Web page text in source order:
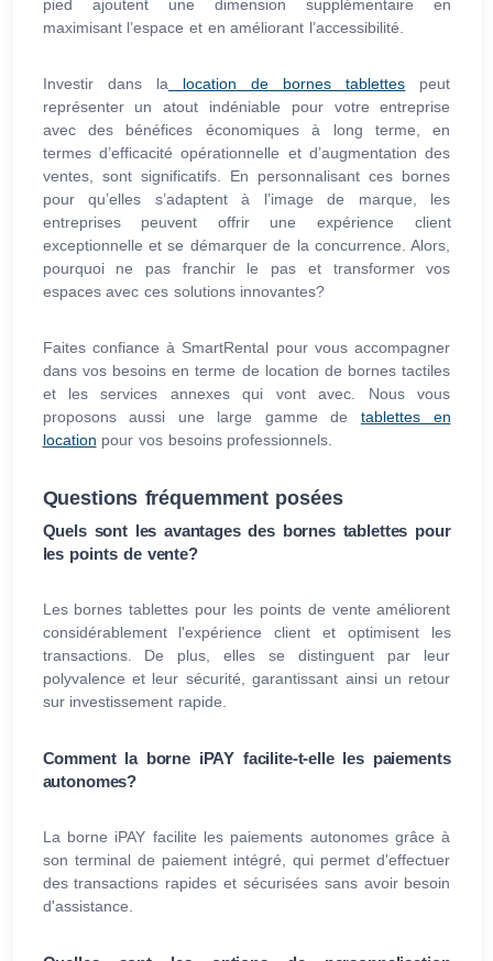
pied ajoutent une dimension supplémentaire en
maximisant l’espace et en améliorant l’accessibilité.
Investir dans la location de bornes tablettes peut
représenter un atout indéniable pour votre entreprise
avec des bénéfices économiques à long terme, en
termes d’efficacité opérationnelle et d’augmentation des
ventes, sont significatifs. En personnalisant ces bornes
pour qu’elles s’adaptent à l’image de marque, les
entreprises peuvent offrir une expérience client
exceptionnelle et se démarquer de la concurrence. Alors,
pourquoi ne pas franchir le pas et transformer vos
espaces avec ces solutions innovantes?
Faites confiance à SmartRental pour vous accompagner
dans vos besoins en terme de location de bornes tactiles
et les services annexes qui vont avec. Nous vous
proposons aussi une large gamme de tablettes en
location pour vos besoins professionnels.
Questions fréquemment posées
Quels sont les avantages des bornes tablettes pour
les points de vente?
Les bornes tablettes pour les points de vente améliorent
considérablement l'expérience client et optimisent les
transactions. De plus, elles se distinguent par leur
polyvalence et leur sécurité, garantissant ainsi un retour
sur investissement rapide.
Comment la borne iPAY facilite-t-elle les paiements
autonomes?
La borne iPAY facilite les paiements autonomes grâce à
son terminal de paiement intégré, qui permet d'effectuer
des transactions rapides et sécurisées sans avoir besoin
d'assistance.